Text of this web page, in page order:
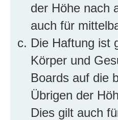
der Höhe nach
auch für
Die Haftung ist
Körper und
Boards auf die
Übrigen der
Dies gilt auch